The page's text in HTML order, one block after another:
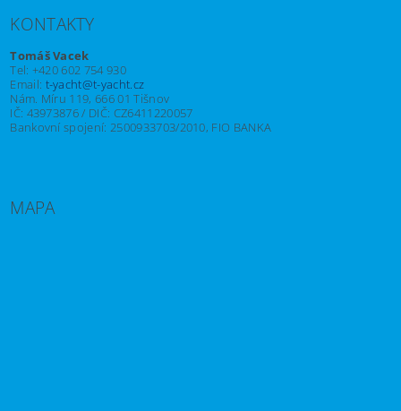
KONTAKTY
Tomáš Vacek
Tel: +420 602 754 930
Email: t-yacht@t-yacht.cz
Nám. Míru 119, 666 01 Tišnov
IČ: 43973876 / DIČ: CZ6411220057
Bankovní spojení: 2500933703/2010, FIO BANKA
MAPA